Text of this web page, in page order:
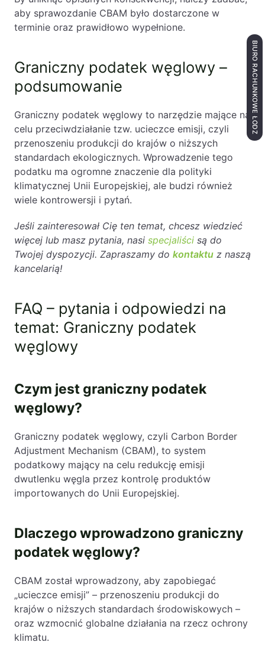
aby sprawozdanie CBAM było dostarczone w
terminie oraz prawidłowo wypełnione.
Graniczny podatek węglowy –
podsumowanie
Graniczny podatek węglowy to narzędzie mające na
celu przeciwdziałanie tzw. ucieczce emisji, czyli
przenoszeniu produkcji do krajów o niższych
standardach ekologicznych. Wprowadzenie tego
podatku ma ogromne znaczenie dla polityki
klimatycznej Unii Europejskiej, ale budzi również
wiele kontrowersji i pytań.
Jeśli zainteresował Cię ten temat, chcesz wiedzieć
więcej lub masz pytania, nasi specjaliści są do
Twojej dyspozycji. Zapraszamy do kontaktu z naszą
kancelarią!
FAQ – pytania i odpowiedzi na
temat: Graniczny podatek
węglowy
Czym jest graniczny podatek
węglowy?
Graniczny podatek węglowy, czyli Carbon Border
Adjustment Mechanism (CBAM), to system
podatkowy mający na celu redukcję emisji
dwutlenku węgla przez kontrolę produktów
importowanych do Unii Europejskiej.
Dlaczego wprowadzono graniczny
podatek węglowy?
CBAM został wprowadzony, aby zapobiegać
„ucieczce emisji” – przenoszeniu produkcji do
krajów o niższych standardach środowiskowych –
oraz wzmocnić globalne działania na rzecz ochrony
klimatu.
BIURO RACHUNKOWE ŁÓDŹ